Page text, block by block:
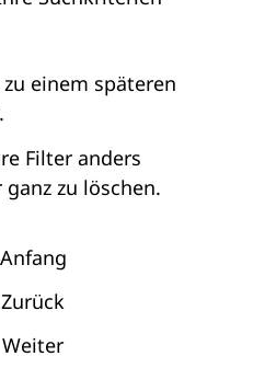
einem späteren
Filter anders
zu löschen.
Anfang
Zurück
Weiter